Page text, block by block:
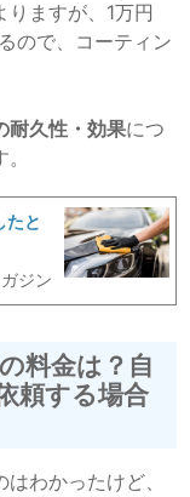
りますが、1万円
ので、コーティン
耐久性・効果につ
たと
ジン
料金は？自
頼する場合
わかったけど、